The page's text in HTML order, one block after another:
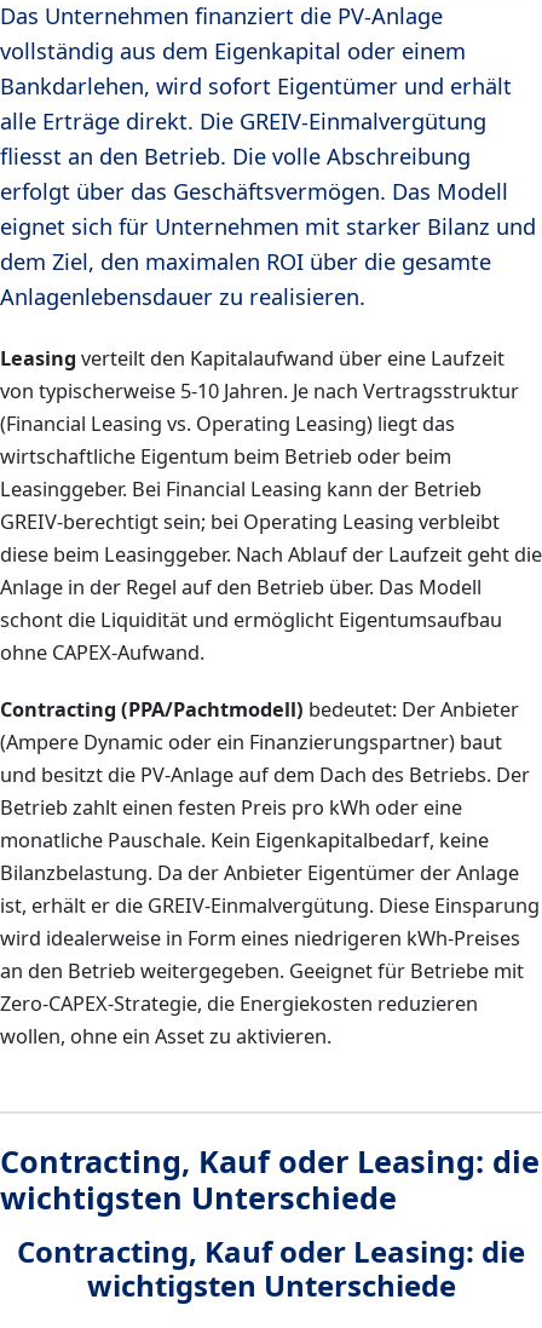
Das Unternehmen finanziert die PV-Anlage
vollständig aus dem Eigenkapital oder einem
Bankdarlehen, wird sofort Eigentümer und erhält
alle Erträge direkt. Die GREIV-Einmalvergütung
fliesst an den Betrieb. Die volle Abschreibung
erfolgt über das Geschäftsvermögen. Das Modell
eignet sich für Unternehmen mit starker Bilanz und
dem Ziel, den maximalen ROI über die gesamte
Anlagenlebensdauer zu realisieren.
Leasing verteilt den Kapitalaufwand über eine Laufzeit
von typischerweise 5-10 Jahren. Je nach Vertragsstruktur
(Financial Leasing vs. Operating Leasing) liegt das
wirtschaftliche Eigentum beim Betrieb oder beim
Leasinggeber. Bei Financial Leasing kann der Betrieb
GREIV-berechtigt sein; bei Operating Leasing verbleibt
diese beim Leasinggeber. Nach Ablauf der Laufzeit geht die
Anlage in der Regel auf den Betrieb über. Das Modell
schont die Liquidität und ermöglicht Eigentumsaufbau
ohne CAPEX-Aufwand.
Contracting (PPA/Pachtmodell) bedeutet: Der Anbieter
(Ampere Dynamic oder ein Finanzierungspartner) baut
und besitzt die PV-Anlage auf dem Dach des Betriebs. Der
Betrieb zahlt einen festen Preis pro kWh oder eine
monatliche Pauschale. Kein Eigenkapitalbedarf, keine
Bilanzbelastung. Da der Anbieter Eigentümer der Anlage
ist, erhält er die GREIV-Einmalvergütung. Diese Einsparung
wird idealerweise in Form eines niedrigeren kWh-Preises
an den Betrieb weitergegeben. Geeignet für Betriebe mit
Zero-CAPEX-Strategie, die Energiekosten reduzieren
wollen, ohne ein Asset zu aktivieren.
Contracting, Kauf oder Leasing: die
wichtigsten Unterschiede
Contracting, Kauf oder Leasing: die
wichtigsten Unterschiede